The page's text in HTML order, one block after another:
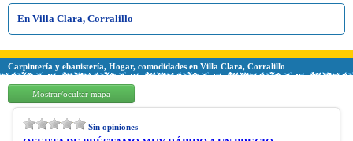
En Villa Clara, Corralillo
Carpintería y ebanistería, Hogar, comodidades en Villa Clara, Corralillo
Mostrar/ocultar mapa
Sin opiniones